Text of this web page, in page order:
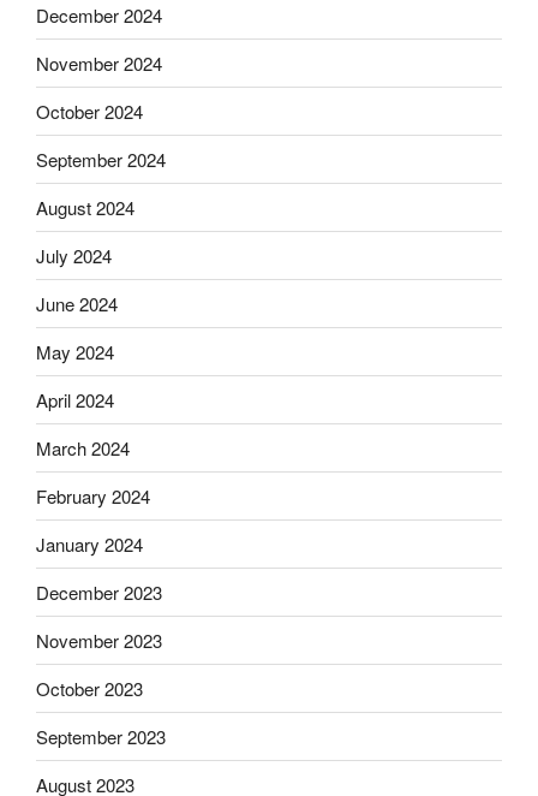
December 2024
November 2024
October 2024
September 2024
August 2024
July 2024
June 2024
May 2024
April 2024
March 2024
February 2024
January 2024
December 2023
November 2023
October 2023
September 2023
August 2023